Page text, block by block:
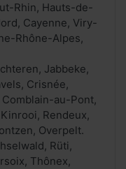
Rhin, Hauts-de-
Cayenne, Viry-
Rhône-Alpes,
Jabbeke,
Crisnée,
au-Pont,
Rendeux,
Overpelt.
Rüti,
Thônex,